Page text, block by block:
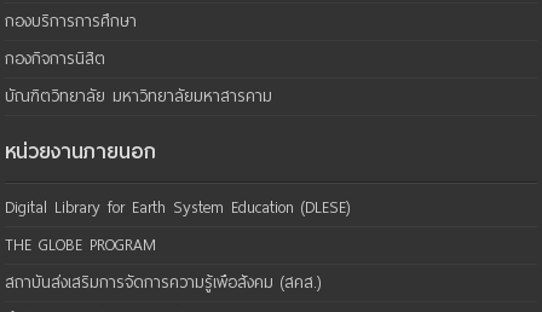
กองบริการการศึกษา
กองกิจการนิสิต
บัณฑิตวิทยาลัย มหาวิทยาลัยมหาสารคาม
หน่วยงานภายนอก
Digital Library for Earth System Education (DLESE)
THE GLOBE PROGRAM
สถาบันส่งเสริมการจัดการความรู้เพือสังคม (สคส.)